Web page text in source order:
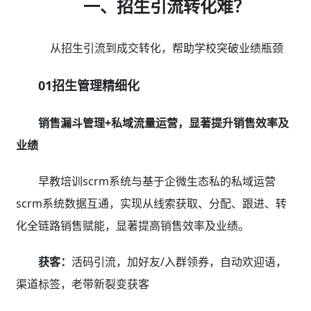
一、招生引流转化难？
从招生引流到成交转化，帮助学校突破业绩瓶颈
01招生管理精细化
销售漏斗管理+私域流量运营，显著提升销售效率及
业绩
早教培训scrm系统与基于企微生态私的私域运营
scrm系统数据互通，实现从线索获取、分配、跟进、转
化全链路销售赋能，显著提高销售效率及业绩。
获客： 活码引流，加好友/入群领券，自动欢迎语，
渠道标签，老带新裂变获客